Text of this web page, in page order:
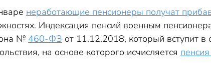
неработающие пенсионеры получат
Индексация пенсий военным
№ 460-ФЗ от 11.12.2018, который вступит
на основе которого исчисляется